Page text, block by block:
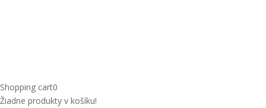
Shopping cart0
Žiadne produkty v košíku!